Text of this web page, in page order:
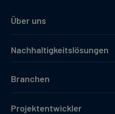
Über uns
Nachhaltigkeitslösungen
Branchen
Projektentwickler